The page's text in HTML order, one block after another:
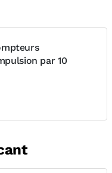
par 10